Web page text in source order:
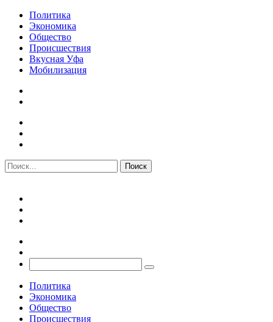
Политика
Экономика
Общество
Происшествия
Вкусная Уфа
Мобилизация
Политика
Экономика
Общество
Происшествия